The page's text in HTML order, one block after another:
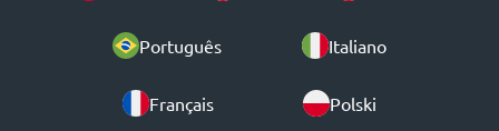
Português Italiano
Français Polski